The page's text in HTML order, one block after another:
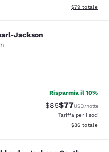
Visualizza i
$79 totale
Jackson
stelle. Buono. 1470 recensioni
Risparmia il 10%
Tariffa di
$85Tariffa
$77USD/notte
Tariffa per i soci
Visualizza i
$86 totale